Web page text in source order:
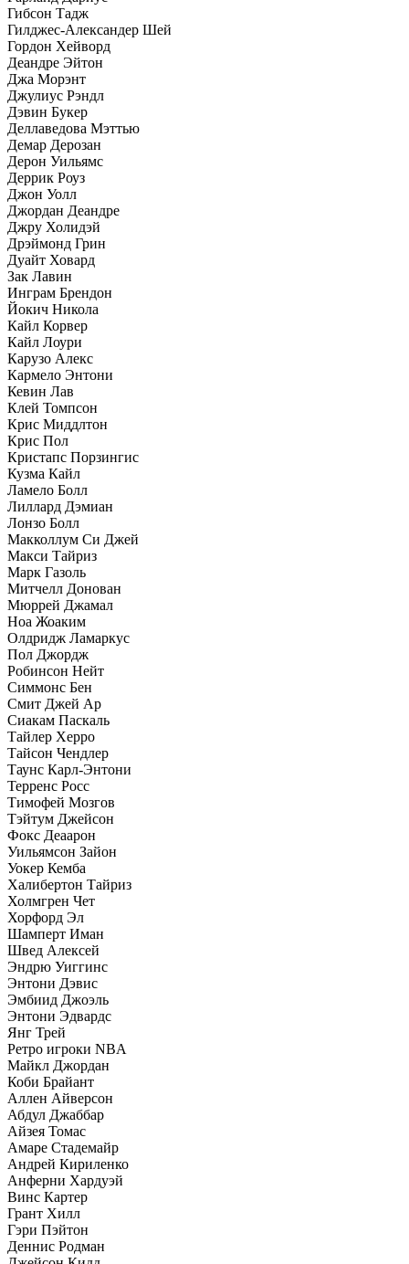
Гибсон Тадж
Гилджес-Александер Шей
Гордон Хейворд
Деандре Эйтон
Джа Морэнт
Джулиус Рэндл
Дэвин Букер
Деллаведова Мэттью
Демар Дерозан
Дерон Уильямс
Деррик Роуз
Джон Уолл
Джордан Деандре
Джру Холидэй
Дрэймонд Грин
Дуайт Ховард
Зак Лавин
Инграм Брендон
Йокич Никола
Кайл Корвер
Кайл Лоури
Карузо Алекс
Кармело Энтони
Кевин Лав
Клей Томпсон
Крис Миддлтон
Крис Пол
Кристапс Порзингис
Кузма Кайл
Ламело Болл
Лиллард Дэмиан
Лонзо Болл
Макколлум Си Джей
Макси Тайриз
Марк Газоль
Митчелл Донован
Мюррей Джамал
Ноа Жоаким
Олдридж Ламаркус
Пол Джордж
Робинсон Нейт
Симмонс Бен
Смит Джей Ар
Сиакам Паскаль
Тайлер Херро
Тайсон Чендлер
Таунс Карл-Энтони
Терренс Росс
Тимофей Мозгов
Тэйтум Джейсон
Фокс Деаарон
Уильямсон Зайон
Уокер Кемба
Халибертон Тайриз
Холмгрен Чет
Хорфорд Эл
Шамперт Иман
Швед Алексей
Эндрю Уиггинс
Энтони Дэвис
Эмбиид Джоэль
Энтони Эдвардс
Янг Трей
Ретро игроки NBA
Майкл Джордан
Коби Брайант
Аллен Айверсон
Абдул Джаббар
Айзея Томас
Амаре Стадемайр
Андрей Кириленко
Анферни Xардуэй
Винс Картер
Грант Хилл
Гэри Пэйтон
Деннис Родман